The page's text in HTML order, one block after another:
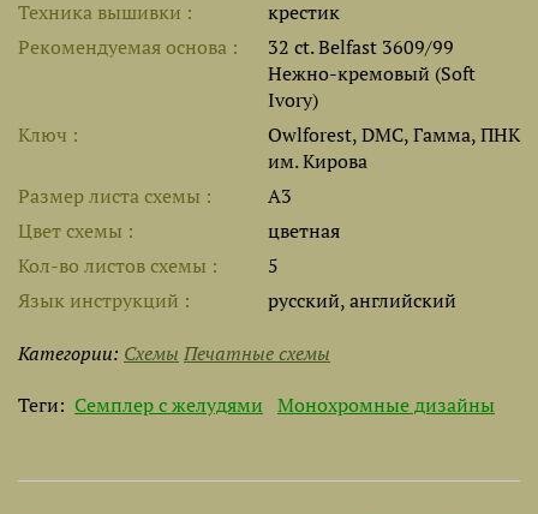
Техника вышивки
крестик
Рекомендуемая основа
32 ct. Belfast 3609/99
Нежно-кремовый (Soft
Ivory)
Ключ
Owlforest, DMC, Гамма, ПНК
им. Кирова
Размер листа cхемы
A3
Цвет схемы
цветная
Кол-во листов схемы
5
Язык инструкций
русский, английский
Категории: Схемы Печатные схемы
Теги: Семплер с желудями Монохромные дизайны